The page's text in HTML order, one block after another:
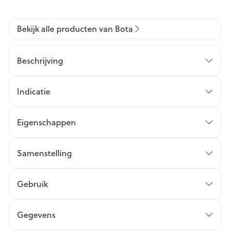
Bekijk alle producten van Bota
Beschrijving
Indicatie
Eigenschappen
Samenstelling
Gebruik
Gegevens